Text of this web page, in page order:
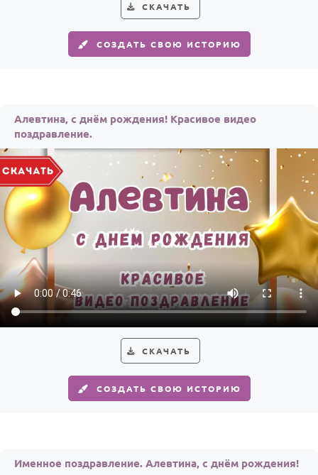
СКАЧАТЬ
СОЗДАТЬ СВОЮ ИСТОРИЮ
Алевтина, с днём рождения! Красивое видео
поздравление.
СКАЧАТЬ
СОЗДАТЬ СВОЮ ИСТОРИЮ
Именное поздравление. Алевтина, с днём рождения!